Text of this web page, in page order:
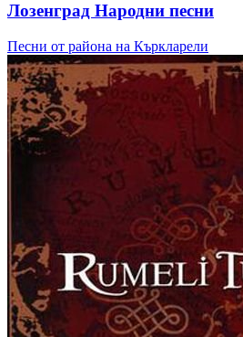
Лозенград Народни песни
Песни от района на Къркларели